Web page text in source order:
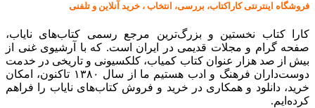
فروشگاه اینترنتی کاراکتاب، بررسی، انتخاب ، خرید آنلاین و تلفنی
کارا کتاب نخستین و بزرگ‌ترین مرجع رسمی کتاب‌های نایاب،
صفحه گرام و مجلات قدیمی در ایران است. که با آرشیوی غنی از
بیش از صد هزار عنوان کتاب کمیاب، کلکسیونی و تاریخی در خدمت
دوست‌داران فرهنگ و ادب هستیم ما از سال ۱۳۸۰ تاکنون، امکان
خرید، دانلود و همکاری در خرید و فروش کتاب‌های نایاب را فراهم
کرده‌ایم.